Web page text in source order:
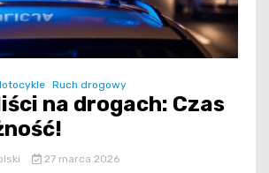
Ruch drogowy
na drogach: Czas
27 marca 2026